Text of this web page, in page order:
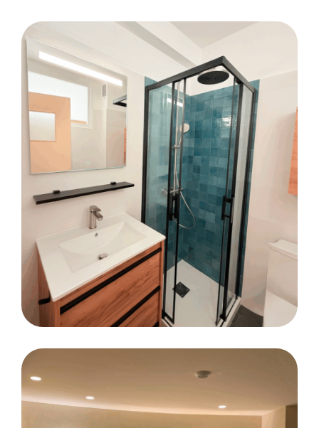
Pose des revêtements de sols et muraux
des salles de soins – Domaine Le Roi
Arthur à Ploërmel
Rénovation d’une salle de bains complète